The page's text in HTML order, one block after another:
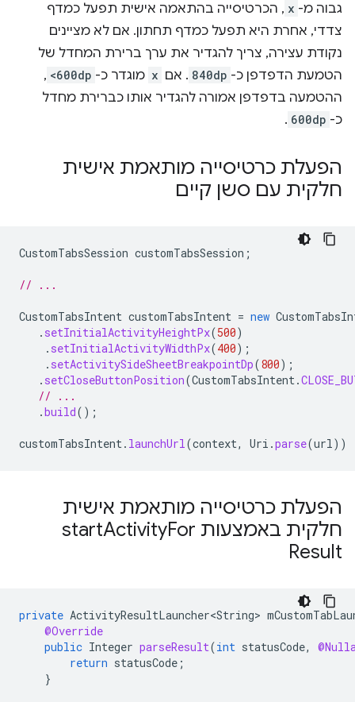
גבוה מ- x , הכרטיסייה בהתאמה אישית תפעל כמדף
צדדי, אחרת היא תפעל כמדף תחתון. אם לא מציינים
נקודת עצירה, צריך להגדיר את ערך ברירת המחדל של
הטמעת הדפדפן כ- 840dp . אם x מוגדר כ- <600dp
,
ההטמעה בדפדפן אמורה להגדיר אותו כברירת מחדל
כ- 600dp
.
הפעלת כרטיסייה מותאמת אישית
חלקית עם סשן קיים
CustomTabsSession customTabsSession ;
// ...
CustomTabsIntent customTabsIntent = new
. setInitialActivityHeightPx(500)
. setInitialActivityWidthPx(400);
. setActivitySideSheetBreakpointDp(800);
. setCloseButtonPosition(CustomTabsIntent.
// ...
.build();
customTabsIntent. launchUrl(context, Uri .parse(url))
הפעלת כרטיסייה מותאמת אישית
חלקית באמצעות start
ActivityFor
Result
private ActivityResultLauncher<String>
@Override
public Integer parseResult(int statusCode,
return statusCode ;
}